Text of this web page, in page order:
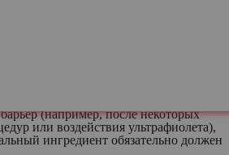
но эффективных
кожный барьер и успокаивают
похвалы в его адрес от бьюти-
дерматологи и эксперты по
рекомендуют: он действительно
склонная к раздражению кожа, или
(например, после некоторых
или воздействия ультрафиолета),
ингредиент обязательно должен